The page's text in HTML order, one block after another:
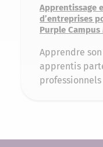
Apprentissage
d’entreprises
Purple
Apprendre
apprentis
professionnels